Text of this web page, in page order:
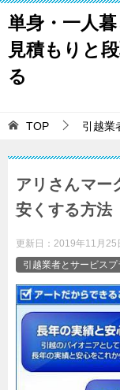
単身・一人
見積もりと
る
TOP 引越業
アリさんマ
安くする方法
更新日： 2019年11月25
引越業者とサービスプ